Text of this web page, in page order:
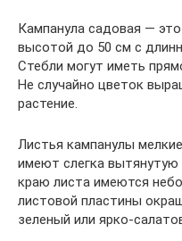
Кампанула садовая —
высотой до 50 см с
Стебли могут иметь
Не случайно цветок
растение.
Листья кампанулы
имеют слегка
краю листа имеются
листовой пластины
зеленый или ярко-